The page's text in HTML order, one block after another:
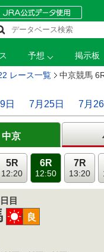
予想 掲示板
レース一覧 中京競馬
日 7月25日 7月26
中京
5R
12:20
6R
12:50
7R
13:20
目
晴良